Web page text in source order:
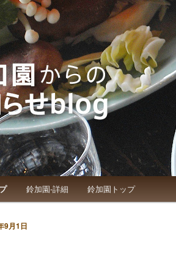
からのお知らせブ
お知らせです
ンテンツへ移動
テンツへ移動
鈴加園-詳細 鈴加園トップ
ション
9月1日